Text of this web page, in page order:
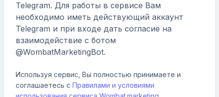
Telegram. Для работы в сервисе Вам
необходимо иметь действующий аккаунт
Telegram и при входе дать согласие на
взаимодействие с ботом
@WombatMarketingBot.
Используя сервис, Вы полностью принимаете и
соглашаетесь с Правилами и условиями